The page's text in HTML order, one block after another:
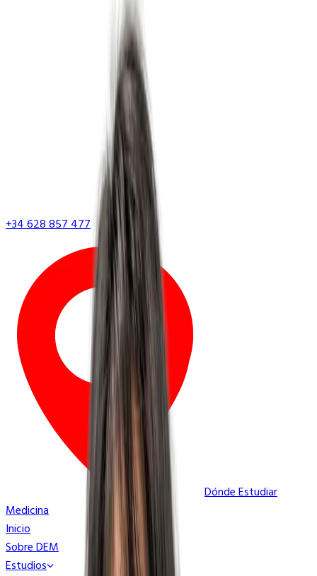
+34 628 857 477
Dónde Estudiar
Medicina
Inicio
Sobre DEM
Estudios